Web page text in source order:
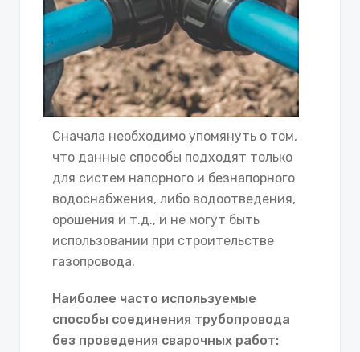
Сначала необходимо упомянуть о том,
что данные способы подходят только
для систем напорного и безнапорного
водоснабжения, либо водоотведения,
орошения и т.д., и не могут быть
использовании при строительстве
газопровода.
Наиболее часто используемые
способы соединения трубопровода
без проведения сварочных работ: